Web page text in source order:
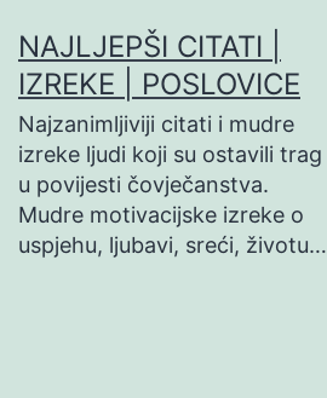
na
sadržaj
NAJLJEPŠI CITATI |
IZREKE | POSLOVICE
Najzanimljiviji citati i mudre
izreke ljudi koji su ostavili trag
u povijesti čovječanstva.
Mudre motivacijske izreke o
uspjehu, ljubavi, sreći, životu…